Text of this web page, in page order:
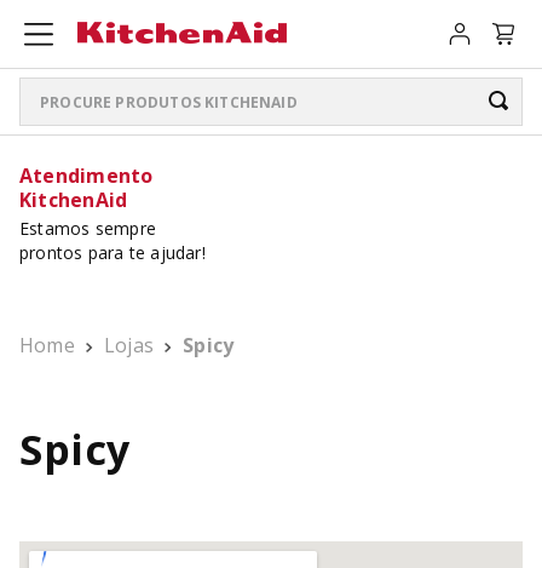
Procure produtos KitchenAid
1º ARTISAN PLUS
2º LIQUIDIFICADOR PURE POWER
4º BOWL LIFT
6º K400
8º SORVETEIRA
Atendimento
KitchenAid
Estamos sempre
prontos para te ajudar!
Home Lojas Spicy
Spicy